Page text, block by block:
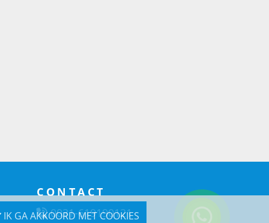
IK GA AKKOORD MET COOKIES
CONTACT
0031-619190121